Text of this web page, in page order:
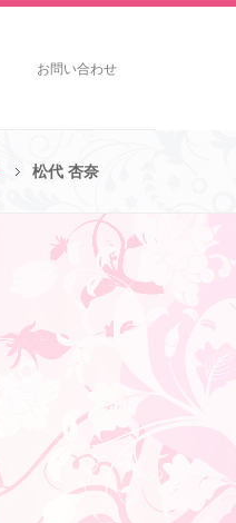
お問い合わせ
松代 杏奈